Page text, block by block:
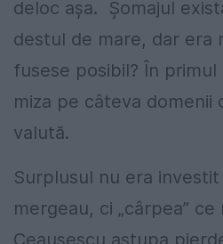
deloc așa. Șomajul
destul de mare, dar era
fusese posibil? În primul
miza pe câteva domenii
valută.
Surplusul nu era
mergeau, ci „cârpea”
Ceaușescu astupa